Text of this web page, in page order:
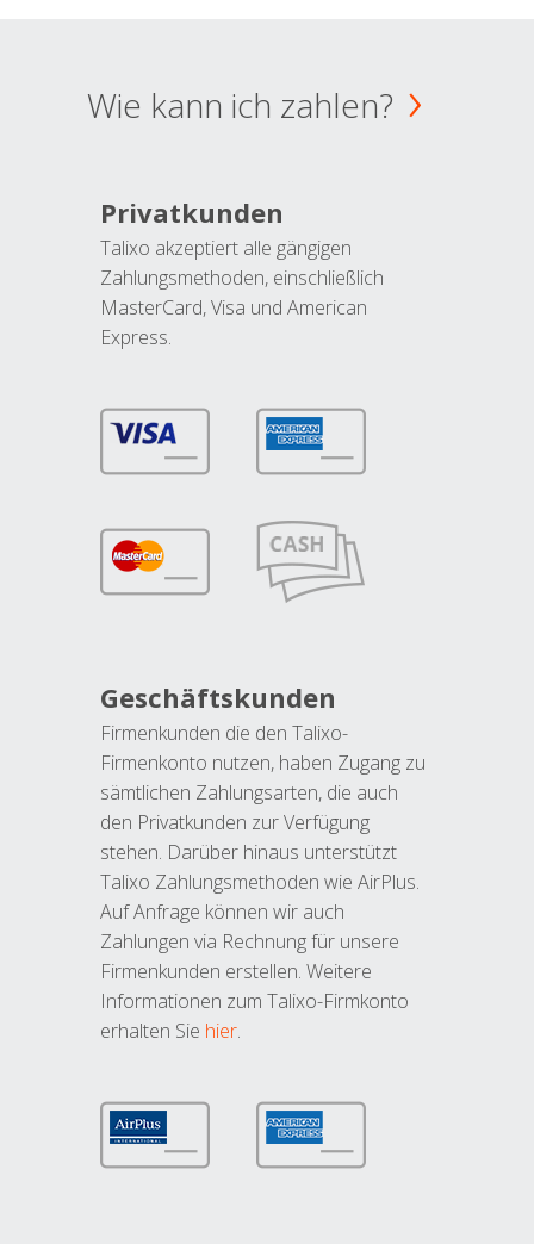
Wie kann ich zahlen?
Privatkunden
Talixo akzeptiert alle gängigen
Zahlungsmethoden, einschließlich
MasterCard, Visa und American
Express.
Geschäftskunden
Firmenkunden die den Talixo-
Firmenkonto nutzen, haben Zugang zu
sämtlichen Zahlungsarten, die auch
den Privatkunden zur Verfügung
stehen. Darüber hinaus unterstützt
Talixo Zahlungsmethoden wie AirPlus.
Auf Anfrage können wir auch
Zahlungen via Rechnung für unsere
Firmenkunden erstellen. Weitere
Informationen zum Talixo-Firmkonto
erhalten Sie hier.